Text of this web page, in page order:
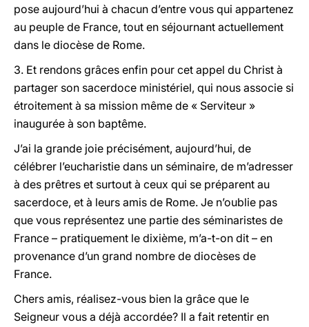
pose aujourd’hui à chacun d’entre vous qui appartenez
au peuple de France, tout en séjournant actuellement
dans le diocèse de Rome.
3. Et rendons grâces enfin pour cet appel du Christ à
partager son sacerdoce ministériel, qui nous associe si
étroitement à sa mission même de « Serviteur »
inaugurée à son baptême.
J’ai la grande joie précisément, aujourd’hui, de
célébrer l’eucharistie dans un séminaire, de m’adresser
à des prêtres et surtout à ceux qui se préparent au
sacerdoce, et à leurs amis de Rome. Je n’oublie pas
que vous représentez une partie des séminaristes de
France – pratiquement le dixième, m’a-t-on dit – en
provenance d’un grand nombre de diocèses de
France.
Chers amis, réalisez-vous bien la grâce que le
Seigneur vous a déjà accordée? Il a fait retentir en